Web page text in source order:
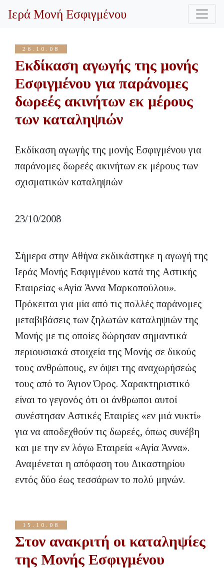
26.10.08
Εκδίκαση αγωγής της μονής
Εσφιγμένου για παράνομες
δωρεές ακινήτων εκ μέρους
των καταληψιών
Εκδίκαση αγωγής της μονής Εσφιγμένου για
παράνομες δωρεές ακινήτων εκ μέρους των
σχισματικών καταληψιών
23/10/2008
Σήμερα στην Αθήνα εκδικάστηκε η αγωγή της
Ιεράς Μονής Εσφιγμένου κατά της Αστικής
Εταιρείας «Αγία Άννα Μαρκοπούλου».
Πρόκειται για μία από τις πολλές παράνομες
μεταβιβάσεις των ζηλωτών καταληψιών της
Μονής με τις οποίες δώρησαν σημαντικά
περιουσιακά στοιχεία της Μονής σε δικούς
τους ανθρώπους, εν όψει της αναχωρήσεώς
τους από το Άγιον Όρος. Χαρακτηριστικό
είναι το γεγονός ότι οι άνθρωποι αυτοί
συνέστησαν Αστικές Εταιρίες «εν μιά νυκτί»
για να αποδεχθούν τις δωρεές, όπως συνέβη
και με την εν λόγω Εταιρεία «Αγία Άννα».
Αναμένεται η απόφαση του Δικαστηρίου
εντός δύο έως τεσσάρων το πολύ μηνών.
15.10.08
Στον ανακριτή οι καταληψίες
της Μονής Εσφιγμένου
Ιερά Μονή Εσφιγμένου